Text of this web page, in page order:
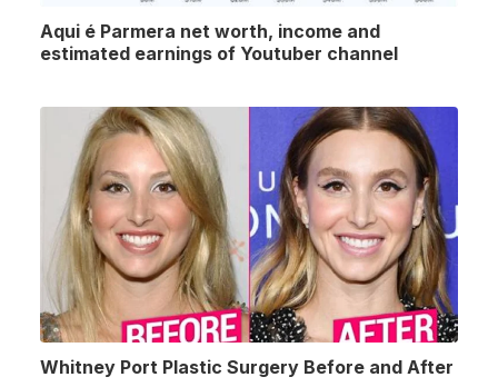
Aqui é Parmera net worth, income and
estimated earnings of Youtuber channel
Whitney Port Plastic Surgery Before and After